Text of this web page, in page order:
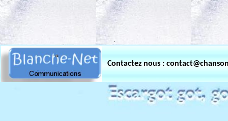
Contactez nous :